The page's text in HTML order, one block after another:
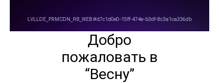
Добро
пожаловать в
“Весну”